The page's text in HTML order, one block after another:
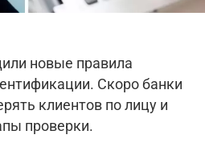
новые правила
Скоро банки
клиентов по лицу и
проверки.